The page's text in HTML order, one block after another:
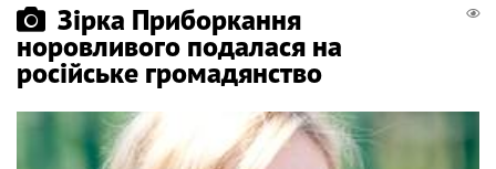
Зірка Приборкання
норовливого подалася на
російське громадянство